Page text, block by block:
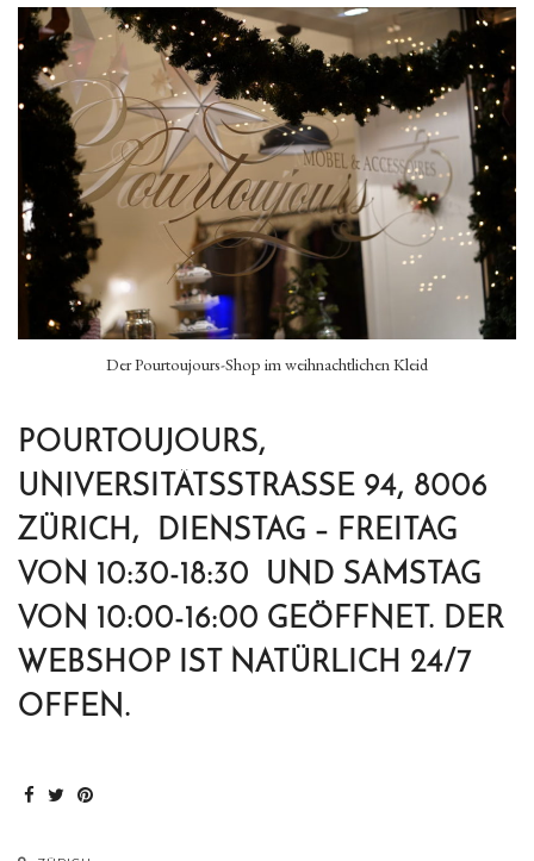
Der Pourtoujours-Shop im weihnachtlichen Kleid
POURTOUJOURS,
UNIVERSITÄTSSTRASSE 94, 8006
ZÜRICH, DIENSTAG – FREITAG
VON 10:30-18:30 UND SAMSTAG
VON 10:00-16:00 GEÖFFNET. DER
WEBSHOP IST NATÜRLICH 24/7
OFFEN.